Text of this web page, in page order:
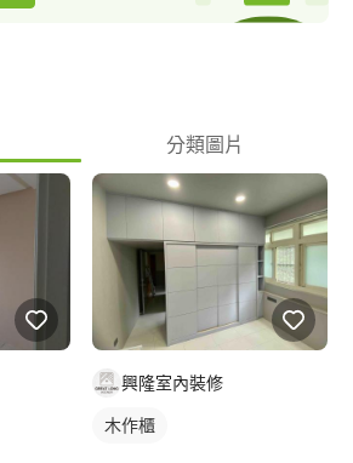
分類圖片
興隆室內裝修
木作櫃